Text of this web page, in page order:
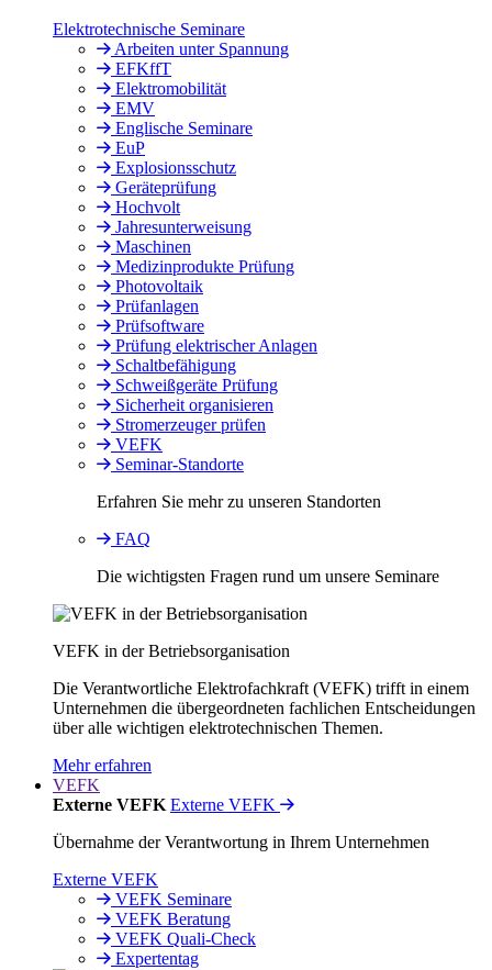
Elektrotechnische Seminare
Arbeiten unter Spannung
EFKffT
Elektromobilität
EMV
Englische Seminare
EuP
Explosionsschutz
Geräteprüfung
Hochvolt
Jahresunterweisung
Maschinen
Medizinprodukte Prüfung
Photovoltaik
Prüfanlagen
Prüfsoftware
Prüfung elektrischer Anlagen
Schaltbefähigung
Schweißgeräte Prüfung
Sicherheit organisieren
Stromerzeuger prüfen
VEFK
Seminar-Standorte
Erfahren Sie mehr zu unseren Standorten
FAQ
Die wichtigsten Fragen rund um unsere Seminare
VEFK in der Betriebsorganisation
Die Verantwortliche Elektrofachkraft (VEFK) trifft in einem
Unternehmen die übergeordneten fachlichen Entscheidungen
über alle wichtigen elektrotechnischen Themen.
Mehr erfahren
VEFK
Externe VEFK Externe VEFK
Übernahme der Verantwortung in Ihrem Unternehmen
Externe VEFK
VEFK Seminare
VEFK Beratung
VEFK Quali-Check
Expertentag